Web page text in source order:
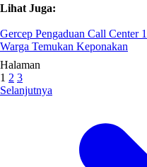
Lihat Juga:
Gercep Pengaduan Call Center
Warga Temukan Keponakan
Halaman
1 2 3
Selanjutnya